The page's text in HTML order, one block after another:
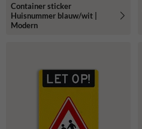
Container sticker
Huisnummer blauw/wit |
Modern